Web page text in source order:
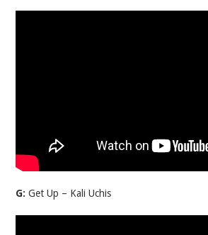
G: Get Up – Kali Uchis